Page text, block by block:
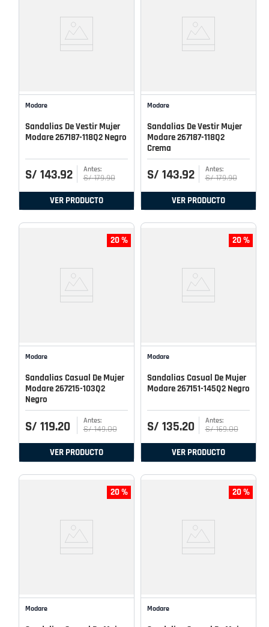
Modare
Sandalias De Vestir Mujer
Modare 267187-118Q2 Negro
S/ 143.92 S/ 179.90
VER PRODUCTO
Modare
Sandalias De Vestir Mujer
Modare 267187-118Q2
Crema
S/ 143.92 S/ 179.90
VER PRODUCTO
20 %
Modare
Sandalias Casual De Mujer
Modare 267215-103Q2
Negro
S/ 119.20 S/ 149.00
VER PRODUCTO
20 %
Modare
Sandalias Casual De Mujer
Modare 267151-145Q2 Negro
S/ 135.20 S/ 169.00
VER PRODUCTO
20 %
Modare
20 %
Modare